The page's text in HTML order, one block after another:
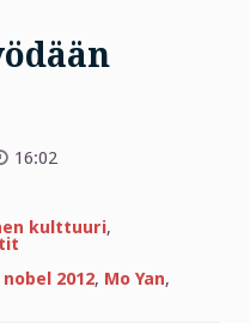
16:02
kulttuuri,
2012, Mo Yan,